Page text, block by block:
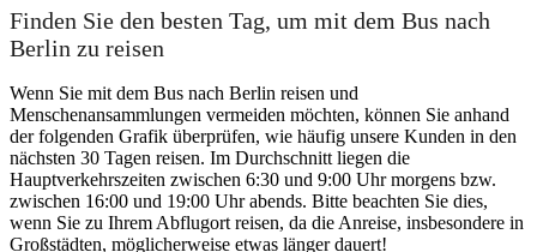
Wiesbaden
Finden Sie den besten Tag, um mit dem Bus nach
Berlin zu reisen
Wenn Sie mit dem Bus nach Berlin reisen und
Menschenansammlungen vermeiden möchten, können Sie anhand
der folgenden Grafik überprüfen, wie häufig unsere Kunden in den
nächsten 30 Tagen reisen. Im Durchschnitt liegen die
Hauptverkehrszeiten zwischen 6:30 und 9:00 Uhr morgens bzw.
zwischen 16:00 und 19:00 Uhr abends. Bitte beachten Sie dies,
wenn Sie zu Ihrem Abflugort reisen, da die Anreise, insbesondere in
Großstädten, möglicherweise etwas länger dauert!